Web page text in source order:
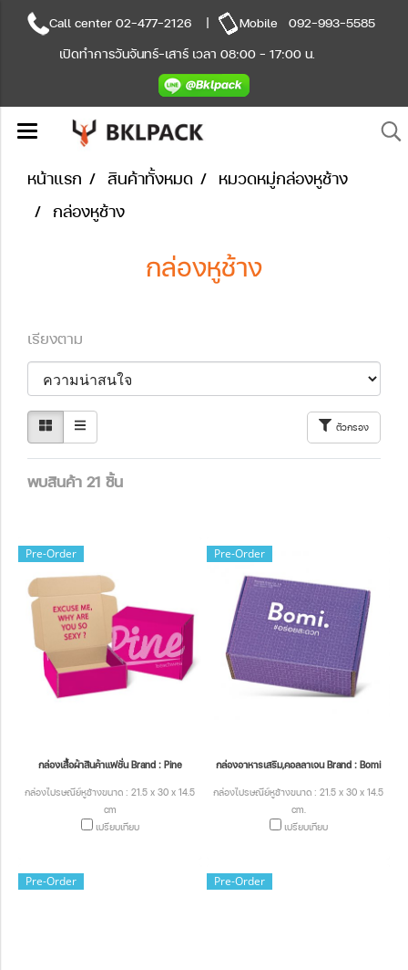
Call center 02-477-2126 | Mobile 092-993-5585
เปิดทำการวันจันทร์-เสาร์ เวลา 08:00 - 17:00 น.
หน้าแรก สินค้าทั้งหมด
หมวดหมู่กล่องหูช้าง
กล่องหูช้าง
กล่องหูช้าง
เรียงตาม
ตัวกรอง
พบสินค้า 21 ชิ้น
Pre-Order
กล่องเสื้อผ้าสินค้าแฟชั่น Brand : Pine
กล่องไปรษณีย์หูช้างขนาด : 21.5 x 30 x 14.5
cm
เปรียบเทียบ
Pre-Order
กล่องอาหารเสริม,คอลลาเจน Brand : Bomi
กล่องไปรษณีย์หูช้างขนาด : 21.5 x 30 x 14.5
cm.
เปรียบเทียบ
Pre-Order Pre-Order